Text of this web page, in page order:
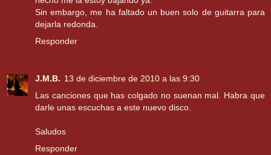
Sin embargo, me ha faltado un buen solo de guitarra para
dejarla redonda.
Responder
J.M.B. 13 de diciembre de 2010 a las 9:30
Las canciones que has colgado no suenan mal. Habra que
darle unas escuchas a este nuevo disco.
Saludos
Responder